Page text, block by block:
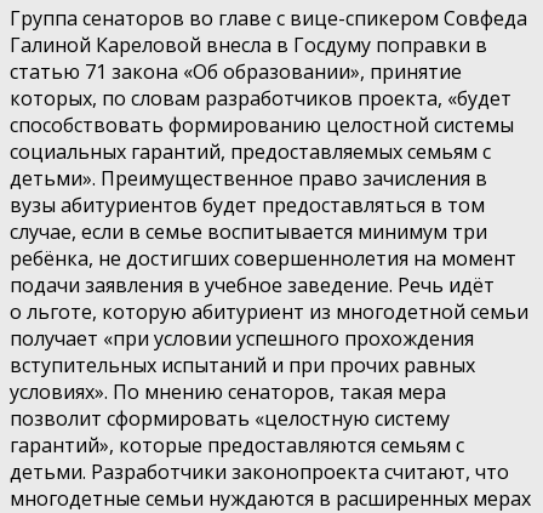
Группа сенаторов во главе с вице-спикером Совфеда
Галиной Кареловой внесла в Госдуму поправки в
статью 71 закона «Об образовании», принятие
которых, по словам разработчиков проекта, «будет
способствовать формированию целостной системы
социальных гарантий, предоставляемых семьям с
детьми». Преимущественное право зачисления в
вузы абитуриентов будет предоставляться в том
случае, если в семье воспитывается минимум три
ребёнка, не достигших совершеннолетия на момент
подачи заявления в учебное заведение. Речь идёт
о льготе, которую абитуриент из многодетной семьи
получает «при условии успешного прохождения
вступительных испытаний и при прочих равных
условиях». По мнению сенаторов, такая мера
позволит сформировать «целостную систему
гарантий», которые предоставляются семьям с
детьми. Разработчики законопроекта считают, что
многодетные семьи нуждаются в расширенных мерах